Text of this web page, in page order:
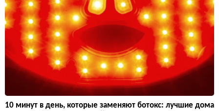
10 минут в день, которые заменяют ботокс: лучшие дома